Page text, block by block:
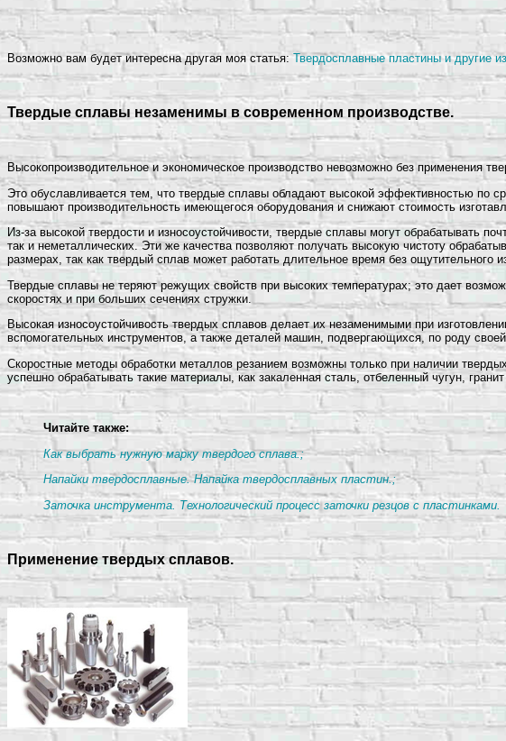
Возможно вам будет интересна другая моя статья:Твердосплавные пластины и другие
Твердые сплавы незаменимы в современном производстве.
Высокопроизводительное и экономическое производство невозможно без применения
Это обуславливается тем, что твердые сплавы обладают высокой эффективностью по
повышают производительность имеющегося оборудования и снижают стоимость
Из-за высокой твердости и износоустойчивости, твердые сплавы могут обрабатывать
так и неметаллических. Эти же качества позволяют получать высокую чистоту
размерах, так как твердый сплав может работать длительное время без ощутительного
Твердые сплавы не теряют режущих свойств при высоких температурах; это дает
скоростях и при больших сечениях стружки.
Высокая износоустойчивость твердых сплавов делает их незаменимыми при
вспомогательных инструментов, а также деталей машин, подвергающихся, по роду
Скоростные методы обработки металлов резанием возможны только при наличии
успешно обрабатывать такие материалы, как закаленная сталь, отбеленный чугун, гранит
Читайте также:
Как выбрать нужную марку твердого сплава.;
Напайки твердосплавные. Напайка твердосплавных пластин.;
Заточка инструмента. Технологический процесс заточки резцов с пластинками.
Применение твердых сплавов.